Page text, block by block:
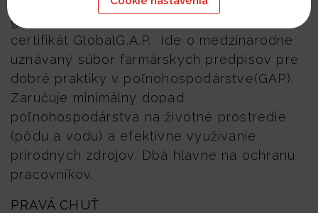
geneticky modifikované. Ovozela získala
certifikát GlobalG.A.P. Ide o medzinárodne
uznávaný súbor farmárskych predpisov pre
dobré praktiky v poľnohospodárstve(GAP).
Zaručuje minimálny dopad
poľnohospodárstva na životné prostredie
(pôdu a vodu) a efektívne využívanie
prírodných zdrojov. Dbá hlavne na ochranu
pracovníkov.
PRAVÁ CHUŤ